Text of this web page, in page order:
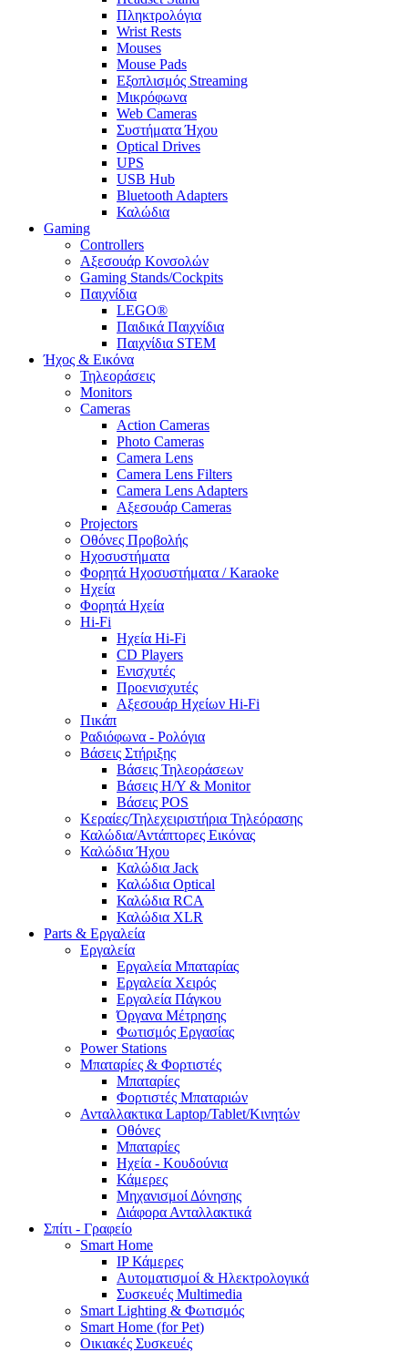
Πληκτρολόγια
Wrist Rests
Mouses
Mouse Pads
Εξοπλισμός Streaming
Μικρόφωνα
Web Cameras
Συστήματα Ήχου
Optical Drives
UPS
USB Hub
Bluetooth Adapters
Καλώδια
Gaming
Controllers
Αξεσουάρ Κονσολών
Gaming Stands/Cockpits
Παιχνίδια
LEGO®
Παιδικά Παιχνίδια
Παιχνίδια STEM
Ήχος & Εικόνα
Τηλεοράσεις
Monitors
Cameras
Action Cameras
Photo Cameras
Camera Lens
Camera Lens Filters
Camera Lens Adapters
Αξεσουάρ Cameras
Projectors
Οθόνες Προβολής
Ηχοσυστήματα
Φορητά Ηχοσυστήματα / Karaoke
Ηχεία
Φορητά Ηχεία
Hi-Fi
Ηχεία Hi-Fi
CD Players
Ενισχυτές
Προενισχυτές
Αξεσουάρ Ηχείων Hi-Fi
Πικάπ
Ραδιόφωνα - Ρολόγια
Βάσεις Στήριξης
Βάσεις Τηλεοράσεων
Βάσεις Η/Υ & Monitor
Βάσεις POS
Κεραίες/Τηλεχειριστήρια Τηλεόρασης
Καλώδια/Αντάπτορες Εικόνας
Καλώδια Ήχου
Καλώδια Jack
Καλώδια Optical
Καλώδια RCA
Καλώδια XLR
Parts & Εργαλεία
Εργαλεία
Εργαλεία Μπαταρίας
Εργαλεία Χειρός
Εργαλεία Πάγκου
Όργανα Μέτρησης
Φωτισμός Εργασίας
Power Stations
Μπαταρίες & Φορτιστές
Μπαταρίες
Φορτιστές Μπαταριών
Ανταλλακτικα Laptop/Tablet/Κινητών
Οθόνες
Μπαταρίες
Ηχεία - Κουδούνια
Κάμερες
Μηχανισμοί Δόνησης
Διάφορα Ανταλλακτικά
Σπίτι - Γραφείο
Smart Home
IP Κάμερες
Αυτοματισμοί & Ηλεκτρολογικά
Συσκευές Multimedia
Smart Lighting & Φωτισμός
Smart Home (for Pet)
Οικιακές Συσκευές